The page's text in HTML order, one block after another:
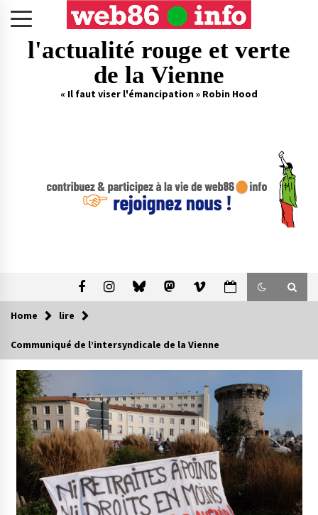
l'actualité rouge et verte
de la Vienne
« Il faut viser l'émancipation » Robin Hood
Home lire
Communiqué de l’intersyndicale de la Vienne